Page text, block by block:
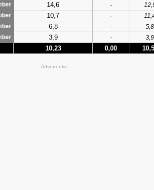
14,6 -
10,7 -
6,8 -
5,8
3,9 - 3,9
10,23 0,00
Advertentie